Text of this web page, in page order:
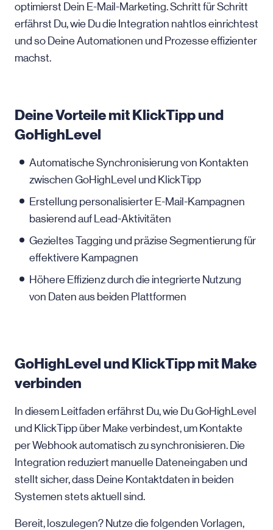
optimierst Dein E-Mail-Marketing. Schritt für Schritt
erfährst Du, wie Du die Integration nahtlos einrichtest
und so Deine Automationen und Prozesse effizienter
machst.
Deine Vorteile mit KlickTipp und
GoHighLevel
Automatische Synchronisierung von Kontakten
zwischen GoHighLevel und KlickTipp
Erstellung personalisierter E-Mail-Kampagnen
basierend auf Lead-Aktivitäten
Gezieltes Tagging und präzise Segmentierung für
effektivere Kampagnen
Höhere Effizienz durch die integrierte Nutzung
von Daten aus beiden Plattformen
GoHighLevel und KlickTipp mit Make
verbinden
In diesem Leitfaden erfährst Du, wie Du GoHighLevel
und KlickTipp über Make verbindest, um Kontakte
per Webhook automatisch zu synchronisieren. Die
Integration reduziert manuelle Dateneingaben und
stellt sicher, dass Deine Kontaktdaten in beiden
Systemen stets aktuell sind.
Bereit, loszulegen? Nutze die folgenden Vorlagen,